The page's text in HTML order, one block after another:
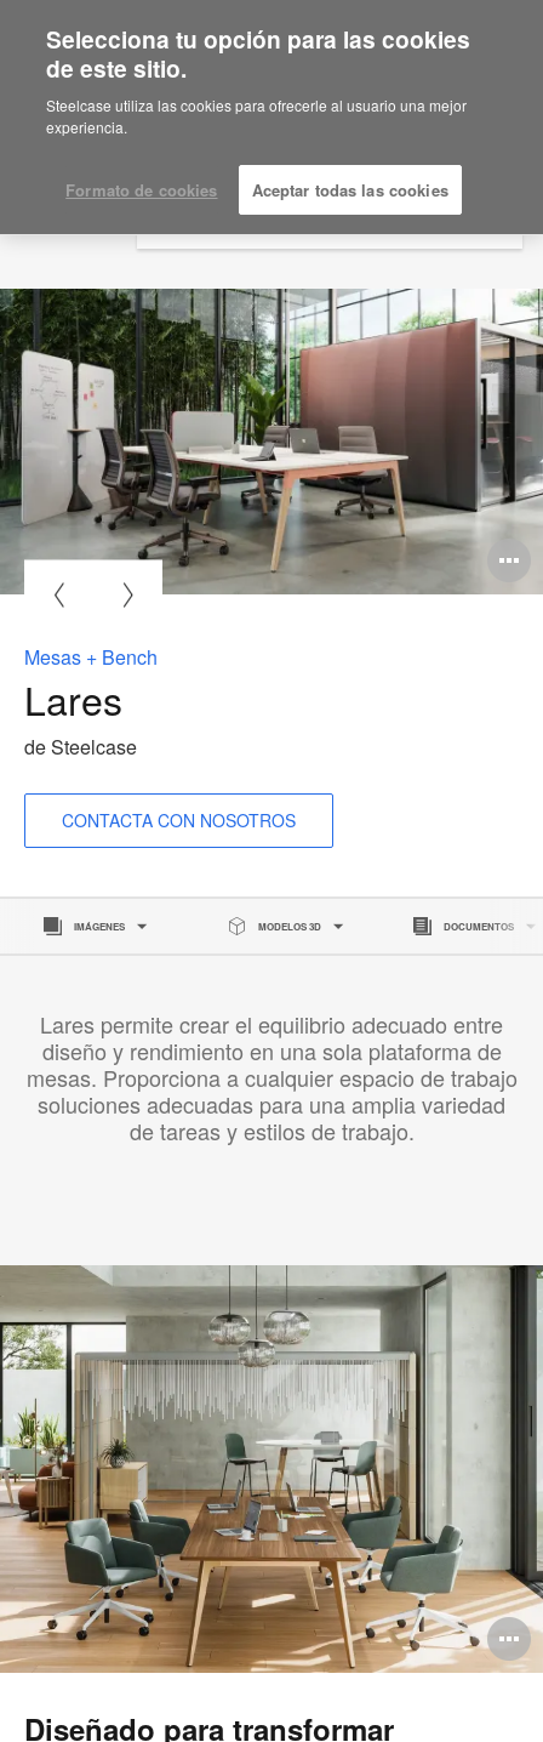
Are you in United States?
Would you like to see Products we sell in
your region?
English
Español
Mesas + Bench
Lares
de Steelcase
CONTACTA CON NOSOTROS
IMÁGENES MODELOS 3D DOCUMENTOS
Lares permite crear el equilibrio adecuado entre
diseño y rendimiento en una sola plataforma de
mesas. Proporciona a cualquier espacio de trabajo
soluciones adecuadas para una amplia variedad
de tareas y estilos de trabajo.
Diseñado para transformar
Selecciona tu opción para las cookies
de este sitio.
Steelcase utiliza las cookies para ofrecerle al usuario una mejor
experiencia.
Formato de cookies Aceptar todas las cookies